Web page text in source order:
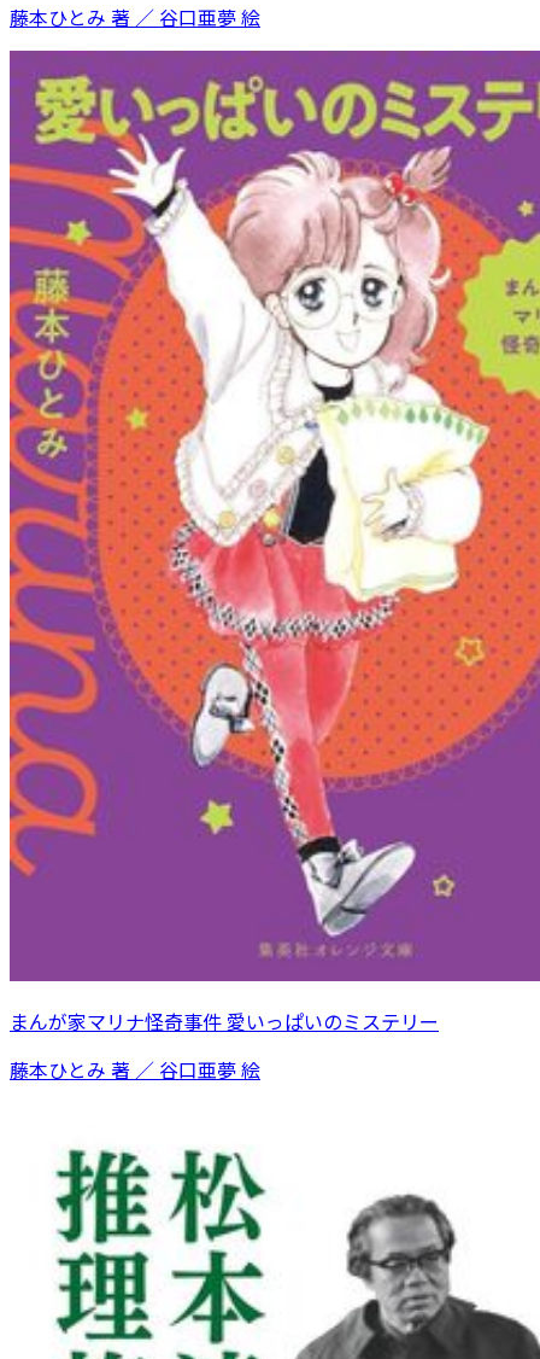
藤本ひとみ 著 ／ 谷口亜夢 絵
まんが家マリナ怪奇事件 愛いっぱいのミステリー
藤本ひとみ 著 ／ 谷口亜夢 絵